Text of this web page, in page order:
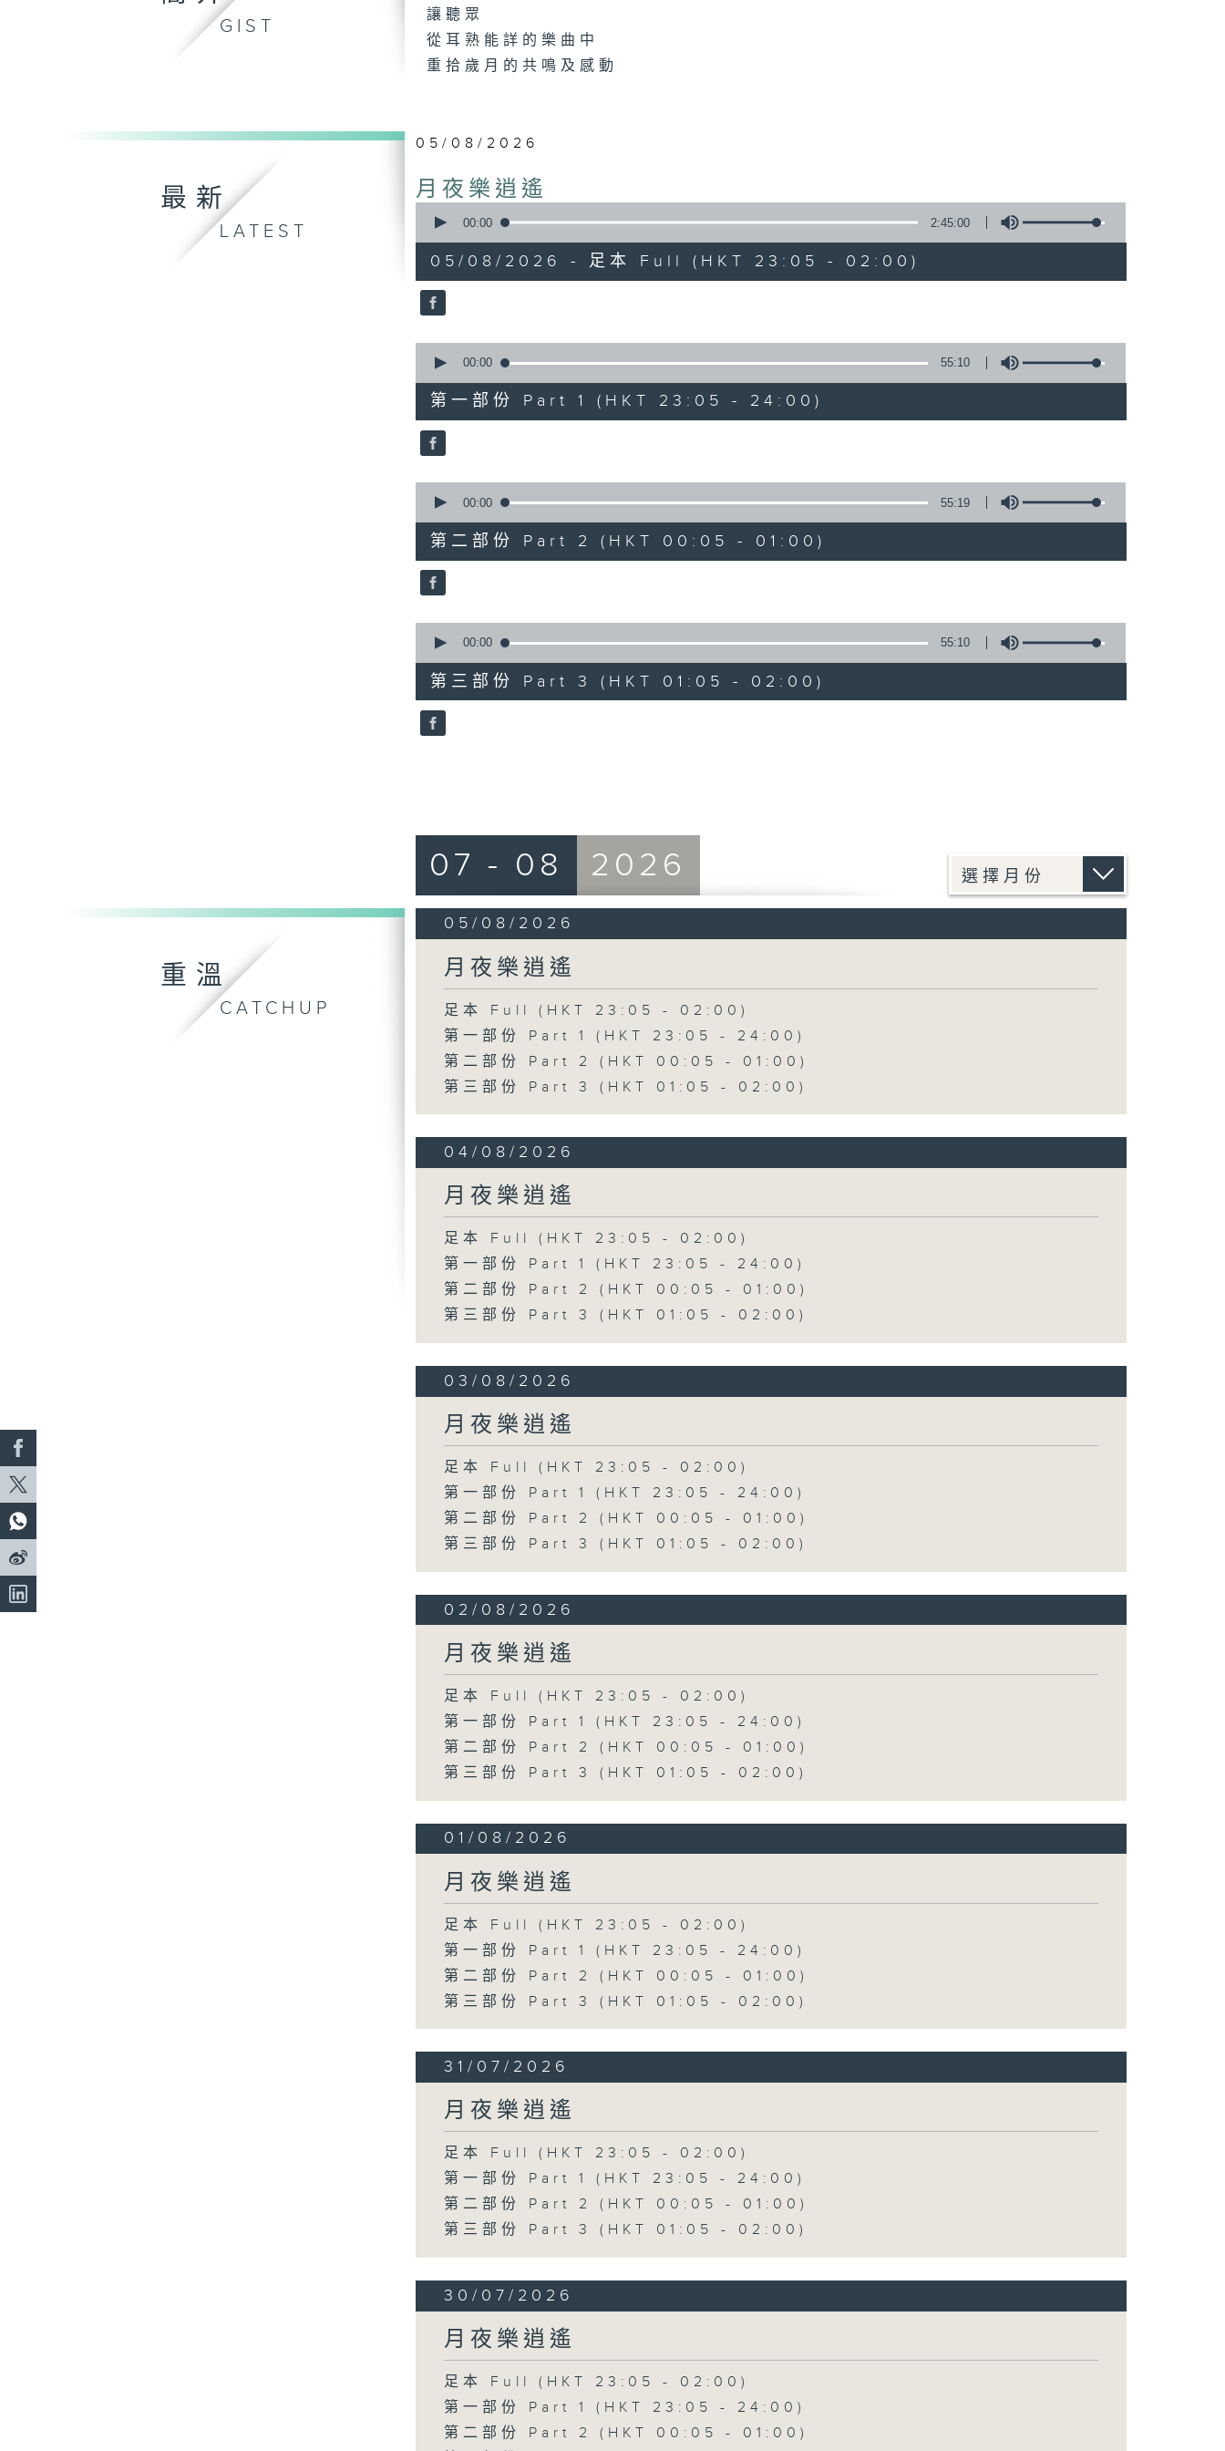
GIST
讓聽眾
從耳熟能詳的樂曲中
重拾歲月的共鳴及感動
最新
LATEST
05/08/2026
月夜樂逍遙
seconds
hours,
45
minutes,
0
90%
00:00 2:45:00
05/08/2026 - 足本 Full (HKT 23:05 - 02:00)
seconds
55
minutes,
10
seconds
90%
00:00 55:10
第一部份 Part 1 (HKT 23:05 - 24:00)
seconds
55
minutes,
19
seconds
90%
00:00 55:19
第二部份 Part 2 (HKT 00:05 - 01:00)
seconds
55
minutes,
10
seconds
90%
00:00 55:10
第三部份 Part 3 (HKT 01:05 - 02:00)
重溫
CATCHUP
07 - 08 2026
05/08/2026
月夜樂逍遙
足本 Full (HKT 23:05 - 02:00)
第一部份 Part 1 (HKT 23:05 - 24:00)
第二部份 Part 2 (HKT 00:05 - 01:00)
第三部份 Part 3 (HKT 01:05 - 02:00)
04/08/2026
月夜樂逍遙
足本 Full (HKT 23:05 - 02:00)
第一部份 Part 1 (HKT 23:05 - 24:00)
第二部份 Part 2 (HKT 00:05 - 01:00)
第三部份 Part 3 (HKT 01:05 - 02:00)
03/08/2026
月夜樂逍遙
足本 Full (HKT 23:05 - 02:00)
第一部份 Part 1 (HKT 23:05 - 24:00)
第二部份 Part 2 (HKT 00:05 - 01:00)
第三部份 Part 3 (HKT 01:05 - 02:00)
02/08/2026
月夜樂逍遙
足本 Full (HKT 23:05 - 02:00)
第一部份 Part 1 (HKT 23:05 - 24:00)
第二部份 Part 2 (HKT 00:05 - 01:00)
第三部份 Part 3 (HKT 01:05 - 02:00)
01/08/2026
月夜樂逍遙
足本 Full (HKT 23:05 - 02:00)
第一部份 Part 1 (HKT 23:05 - 24:00)
第二部份 Part 2 (HKT 00:05 - 01:00)
第三部份 Part 3 (HKT 01:05 - 02:00)
31/07/2026
月夜樂逍遙
足本 Full (HKT 23:05 - 02:00)
第一部份 Part 1 (HKT 23:05 - 24:00)
第二部份 Part 2 (HKT 00:05 - 01:00)
第三部份 Part 3 (HKT 01:05 - 02:00)
30/07/2026
月夜樂逍遙
足本 Full (HKT 23:05 - 02:00)
第一部份 Part 1 (HKT 23:05 - 24:00)
第二部份 Part 2 (HKT 00:05 - 01:00)